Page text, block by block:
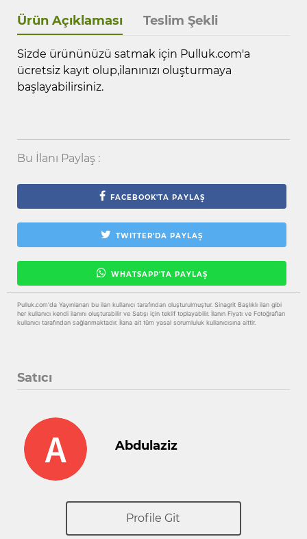
Ürün Açıklaması Teslim Şekli
Sizde ürününüzü satmak için Pulluk.com'a
ücretsiz kayıt olup,ilanınızı oluşturmaya
başlayabilirsiniz.
Bu İlanı Paylaş :
FACEBOOK'TA PAYLAŞ
TWITTER'DA PAYLAŞ
WHATSAPP'TA PAYLAŞ
Pulluk.com'da Yayınlanan bu ilan kullanıcı tarafından oluşturulmuştur. Sinagrit Başlıklı ilan gibi
her kullanıcı kendi ilanını oluşturabilir ve Satışı için teklif toplayabilir. İlanın Fiyatı ve Fotoğrafları
kullanıcı tarafından sağlanmaktadır. İlana ait tüm yasal sorumluluk kullanıcısına aittir.
Satıcı
Abdulaziz
Profile Git